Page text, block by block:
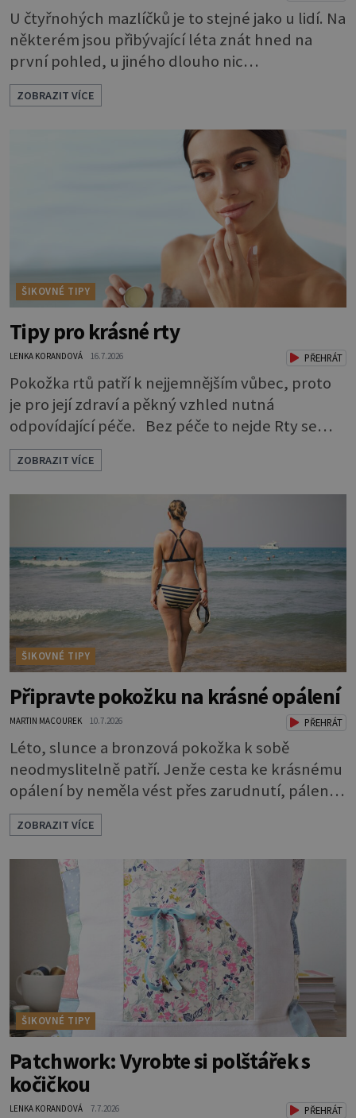
U čtyřnohých mazlíčků je to stejné jako u lidí. Na
některém jsou přibývající léta znát hned na
první pohled, u jiného dlouho nic
nezaznamenáte. Přesto byste si měli staršího
psa více všímat, aby vám neunikly důležité
signály, že něco není v pořádku. Včasná péče
mu může prodloužit i zkvalitnit život. Hůře
mohou mít v nepořádku zažívání.
ZOBRAZIT VÍCE
ŠIKOVNÉ TIPY
Tipy pro krásné rty
LENKA KORANDOVÁ 16.7.2026 PŘEHRÁT
Pokožka rtů patří k nejjemnějším vůbec, proto
je pro její zdraví a pěkný vzhled nutná
odpovídající péče. Bez péče to nejde Rty se
neliší jen barvou, ale také mnohem tenčí
povrchovou vrstvou než ostatní pleť a pokožka.
Nezvláčňují je žádné mazové žlázy, proto jsou
rty mnohem choulostivější a náchylné k
vysychání a praskání. Balzám na rty je proto
nutnou základní výbavou, pokud chce
ZOBRAZIT VÍCE
ŠIKOVNÉ TIPY
Připravte pokožku na krásné opálení
MARTIN MACOUREK 10.7.2026 PŘEHRÁT
Léto, slunce a bronzová pokožka k sobě
neodmyslitelně patří. Jenže cesta ke krásnému
opálení by neměla vést přes zarudnutí, pálení a
loupající se kůže. Spálená pokožka není
známkou „základu“ pro opálení, ale reakcí na
nadměrné UV záření. Pokud chcete, aby pleť i
pokožka těla vypadaly zdravě, hladce a opálení
vydrželo co nejdéle, vyplatí se začít s přípravou
už několik týdnů před první dovolenou.
ZOBRAZIT VÍCE
ŠIKOVNÉ TIPY
Patchwork: Vyrobte si polštářek s
kočičkou
LENKA KORANDOVÁ 7.7.2026 PŘEHRÁT